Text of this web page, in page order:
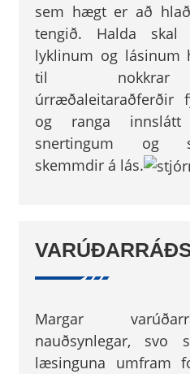
sem hægt er að
tengið. Halda skal
lyklinum og lásinum
til nokkrar
úrræðaleitaraðferðir
og ranga
snertingum og
skemmdir á lás.
Margar
nauðsynlegar,
læsinguna umfram